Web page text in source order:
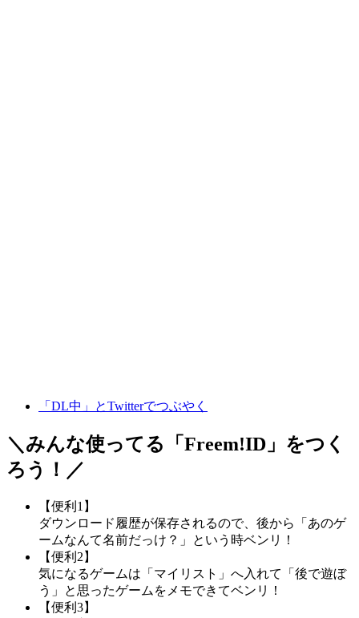
「DL中」とTwitterでつぶやく
＼みんな使ってる「 Freem!ID 」をつく
ろう！／
【便利1】
ダウンロード履歴が保存されるので、後から「あのゲ
ームなんて名前だっけ？」という時ベンリ！
【便利2】
気になるゲームは「マイリスト」へ入れて「後で遊ぼ
う」と思ったゲームをメモできてベンリ！
【便利3】